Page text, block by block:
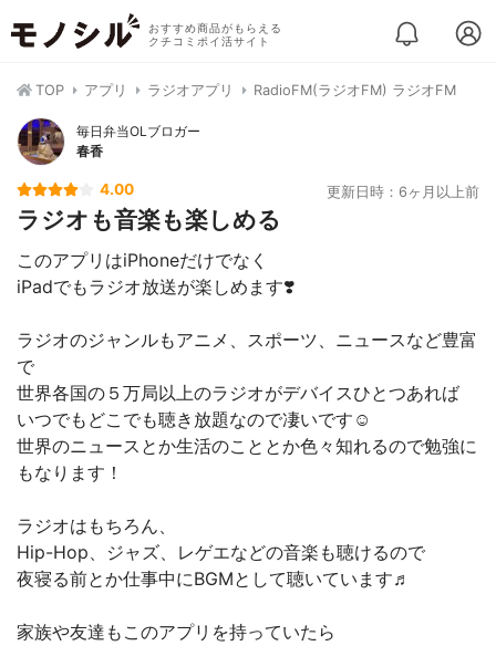
おすすめ商品がもらえる
クチコミポイ活サイト
TOP アプリ ラジオアプリ RadioFM(ラジオFM) ラジオFM
毎日弁当OLブロガー
春香
4.00 更新日時：6ヶ月以上前
ラジオも音楽も楽しめる
このアプリはiPhoneだけでなく
iPadでもラジオ放送が楽しめます❣️
ラジオのジャンルもアニメ、スポーツ、ニュースなど豊富
で
世界各国の５万局以上のラジオがデバイスひとつあれば
いつでもどこでも聴き放題なので凄いです☺︎
世界のニュースとか生活のこととか色々知れるので勉強に
もなります！
ラジオはもちろん、
Hip-Hop、ジャズ、レゲエなどの音楽も聴けるので
夜寝る前とか仕事中にBGMとして聴いています♬
家族や友達もこのアプリを持っていたら